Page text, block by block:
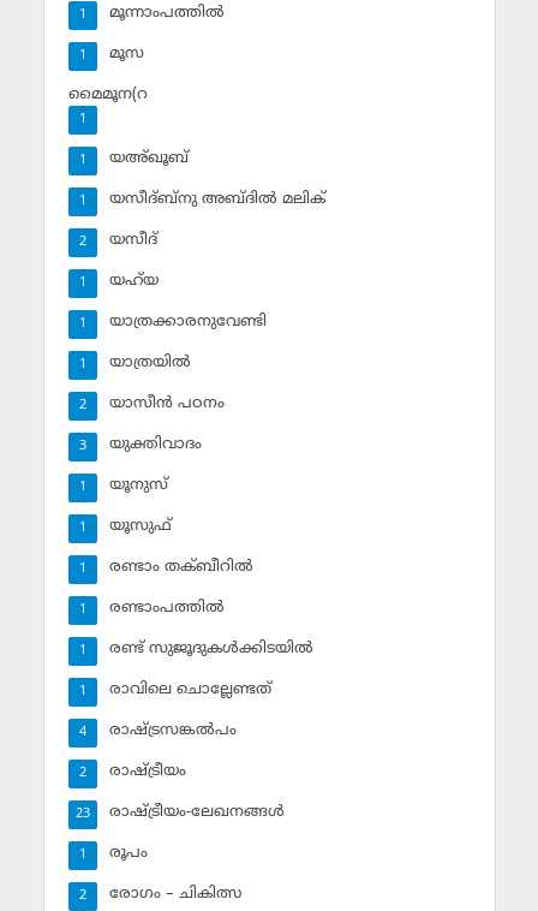
മൂന്നാംപത്തില്‍
1
മൂസ
1
മൈമൂന(റ
1
യഅ്ഖൂബ്‌
1
യസീദ്ബ്‌നു അബ്ദില്‍ മലിക്‌
1
യസീദ്‌
2
യഹ്‌യ
1
യാത്രക്കാരനുവേണ്ടി
1
യാത്രയില്‍
1
യാസീന്‍ പഠനം
2
യുക്തിവാദം
3
യൂനുസ്‌
1
യൂസുഫ്‌
1
രണ്ടാം തക്ബീറില്‍
1
രണ്ടാംപത്തില്‍
1
രണ്ട് സുജൂദുകള്‍ക്കിടയില്‍
1
രാവിലെ ചൊല്ലേണ്ടത്
1
രാഷ്ട്രസങ്കല്‍പം
4
രാഷ്ട്രീയം
2
രാഷ്ട്രീയം-ലേഖനങ്ങള്‍
23
രൂപം
1
രോഗം – ചികിത്സ
2